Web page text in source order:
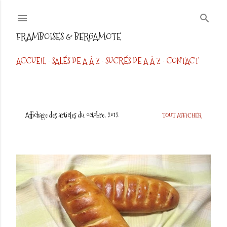
FRAMBOISES & BERGAMOTE
ACCUEIL SALÉS DE A À Z SUCRÉS DE A À Z CONTACT
t
i
c
Affichage des articles du octobre, 2012 TOUT AFFICHER